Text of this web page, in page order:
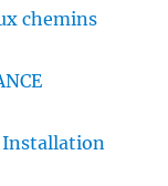
chemins